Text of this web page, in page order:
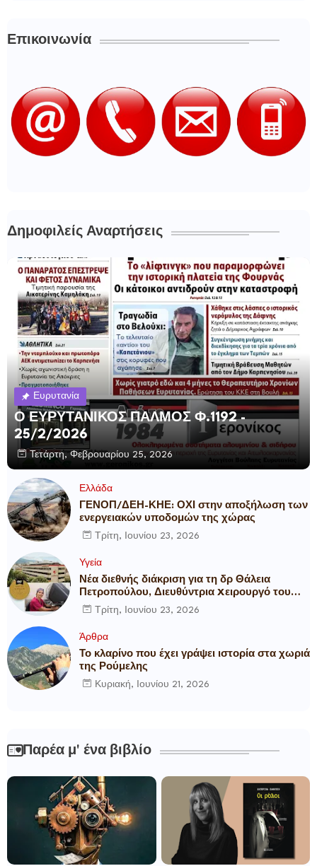
Επικοινωνία
Δημοφιλείς Αναρτήσεις
Ευρυτανία
Ο ΕΥΡΥΤΑΝΙΚΟΣ ΠΑΛΜΟΣ Φ.1192 -
25/2/2026
Τετάρτη, Φεβρουαρίου 25, 2026
Ελλάδα
ΓΕΝΟΠ/ΔΕΗ-ΚΗΕ: ΟΧΙ στην αποξήλωση των
ενεργειακών υποδομών της χώρας
Τρίτη, Ιουνίου 23, 2026
Υγεία
Νέα διεθνής διάκριση για τη δρ Θάλεια
Πετροπούλου, Διευθύντρια Xειρουργό του
Metropolitan General
Τρίτη, Ιουνίου 23, 2026
Άρθρα
Το κλαρίνο που έχει γράψει ιστορία στα χωριά
της Ρούμελης
Κυριακή, Ιουνίου 21, 2026
Παρέα μ' ένα βιβλίο